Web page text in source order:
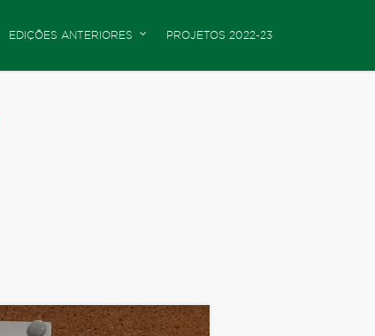
EDIÇÕES ANTERIORES PROJETOS 2022-23